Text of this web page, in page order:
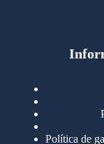
Política de